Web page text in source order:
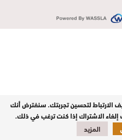
الارتباط لتحسين تجربتك. سنفترض أنك
الاشتراك إذا كنت ترغب في ذلك.
المزيد